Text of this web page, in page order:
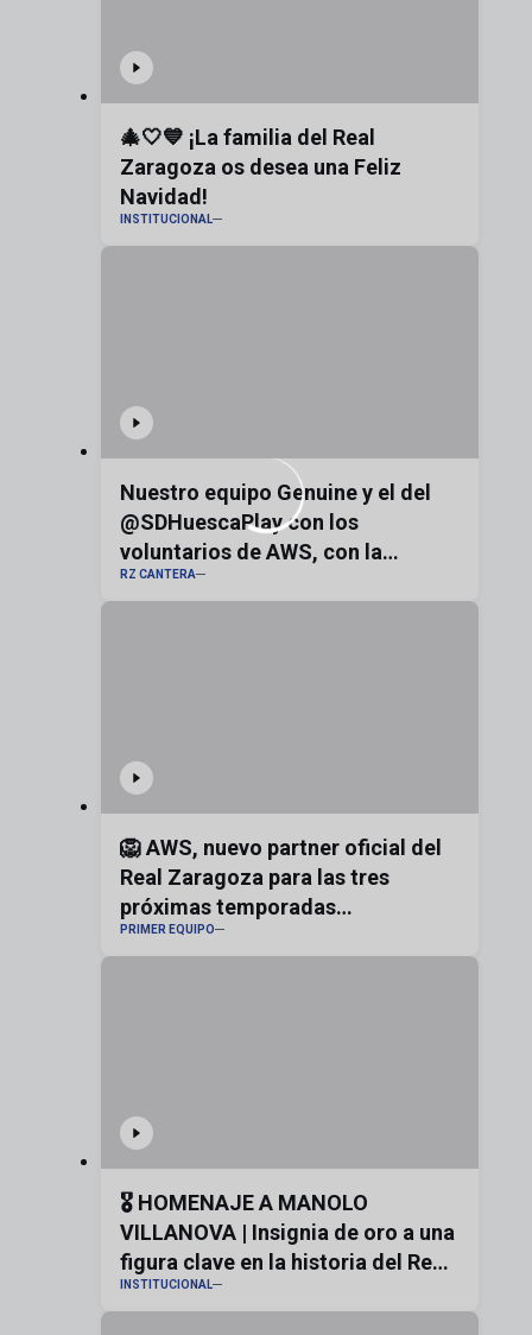
🎄🤍💙 ¡La familia del Real
Zaragoza os desea una Feliz
Navidad!
INSTITUCIONAL
Nuestro equipo Genuine y el del
@SDHuescaPlay con los
voluntarios de AWS, con la
bandera de Aragón
RZ CANTERA
🦁 AWS, nuevo partner oficial del
Real Zaragoza para las tres
próximas temporadas
#realzaragoza
PRIMER EQUIPO
🎖️ HOMENAJE A MANOLO
VILLANOVA | Insignia de oro a una
figura clave en la historia del Real
Zaragoza
INSTITUCIONAL